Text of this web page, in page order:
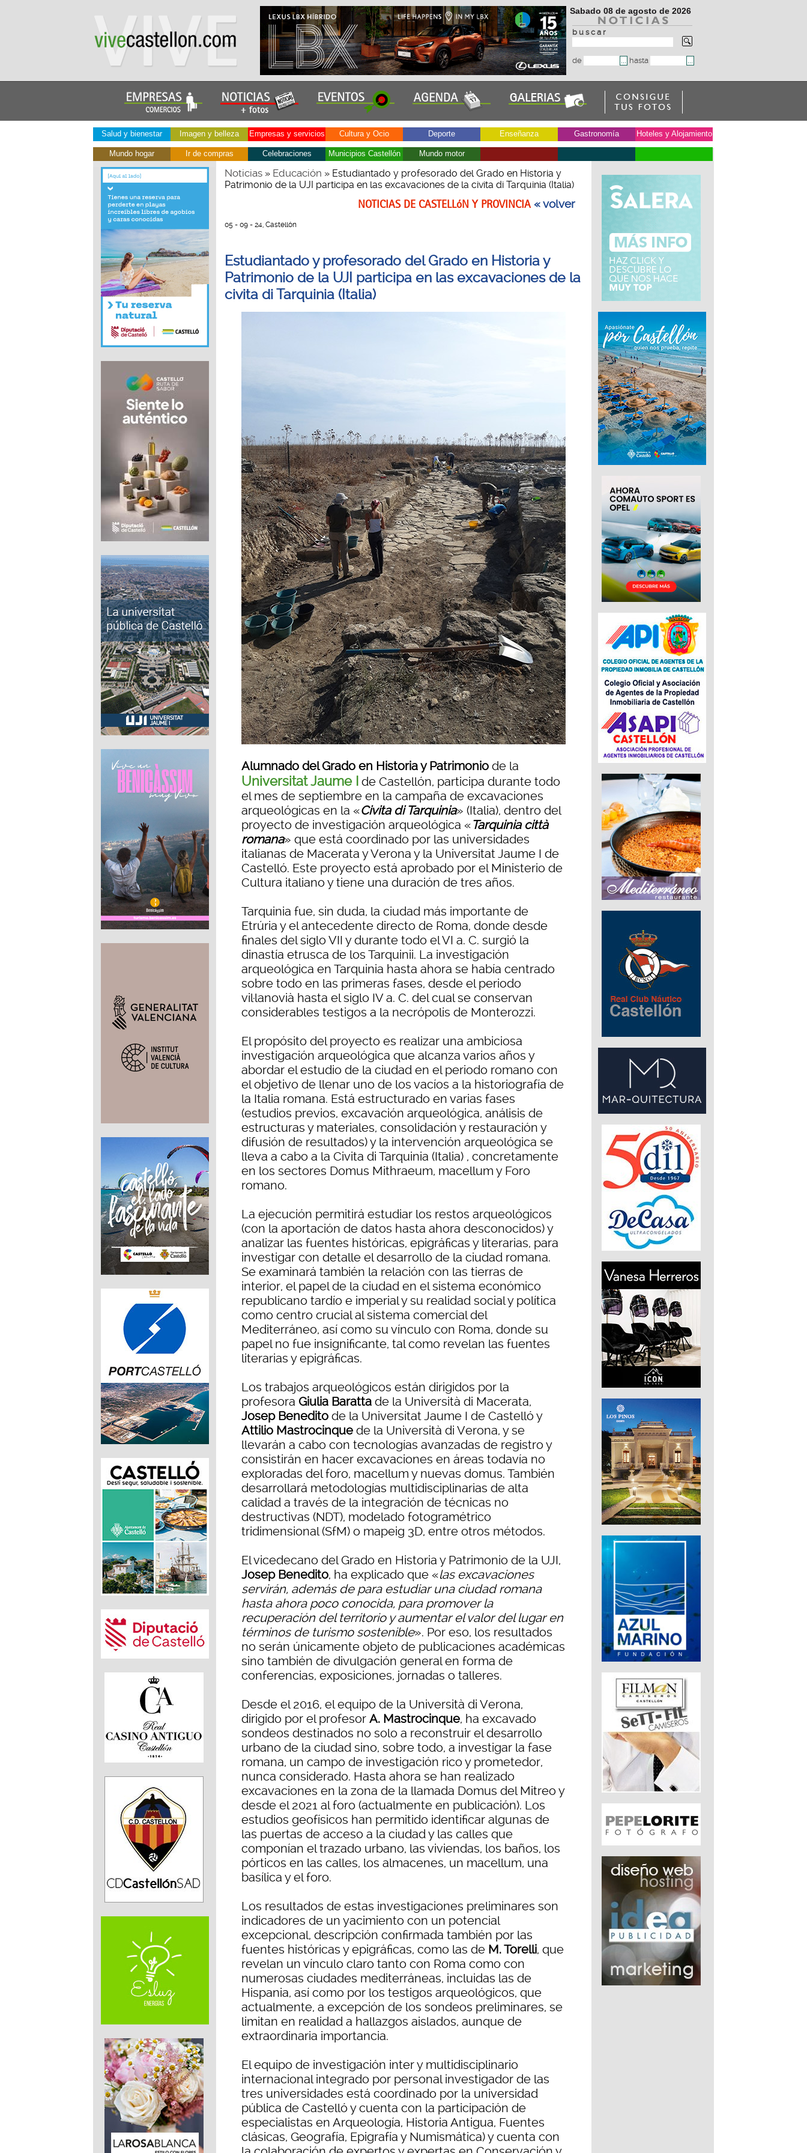
Sabado 08 de agosto de 2026
b u s c a r
de hasta
Salud y bienestar Imagen y belleza Empresas y servicios Cultura y Ocio Deporte Enseñanza Gastronomía Hoteles y Alojamiento
Mundo hogar Ir de compras Celebraciones Municipios Castellón Mundo motor
Noticias» Educación » Estudiantado y profesorado del Grado en Historia y
Patrimonio de la UJI participa en las excavaciones de la civita di Tarquinia (Italia)
NOTICIAS DE CASTELLóN Y PROVINCIA« volver
05 - 09 - 24, Castellón
Estudiantado y profesorado del Grado en Historia y
Patrimonio de la UJI participa en las excavaciones de la
civita di Tarquinia (Italia)
Alumnado del Grado en Historia y Patrimonio de la
Universitat Jaume I
de Castellón, participa durante todo
el mes de septiembre en la campaña de excavaciones
arqueológicas en la «Civita di Tarquinia» (Italia), dentro del
proyecto de investigación arqueológica «Tarquinia città
romana» que está coordinado por las universidades
italianas de Macerata y Verona y la Universitat Jaume I de
Castelló. Este proyecto está aprobado por el Ministerio de
Cultura italiano y tiene una duración de tres años.
Tarquinia fue, sin duda, la ciudad más importante de
Etrúria y el antecedente directo de Roma, donde desde
finales del siglo VII y durante todo el VI a. C. surgió la
dinastía etrusca de los Tarquinii. La investigación
arqueológica en Tarquinia hasta ahora se había centrado
sobre todo en las primeras fases, desde el periodo
vil·lanovià hasta el siglo IV a. C. del cual se conservan
considerables testigos a la necrópolis de Monterozzi.
El propósito del proyecto es realizar una ambiciosa
investigación arqueológica que alcanza varios años y
abordar el estudio de la ciudad en el periodo romano con
el objetivo de llenar uno de los vacíos a la historiografía de
la Italia romana. Está estructurado en varias fases
(estudios previos, excavación arqueológica, análisis de
estructuras y materiales, consolidación y restauración y
difusión de resultados) y la intervención arqueológica se
lleva a cabo a la Civita di Tarquinia (Italia) , concretamente
en los sectores Domus Mithraeum, macellum y Foro
romano.
La ejecución permitirá estudiar los restos arqueológicos
(con la aportación de datos hasta ahora desconocidos) y
analizar las fuentes históricas, epigráficas y literarias, para
investigar con detalle el desarrollo de la ciudad romana.
Se examinará también la relación con las tierras de
interior, el papel de la ciudad en el sistema económico
republicano tardío e imperial y su realidad social y política
como centro crucial al sistema comercial del
Mediterráneo, así como su vínculo con Roma, donde su
papel no fue insignificante, tal como revelan las fuentes
literarias y epigráficas.
Los trabajos arqueológicos están dirigidos por la
profesora Giulia Baratta de la Università di Macerata,
Josep Benedito de la Universitat Jaume I de Castelló y
Attilio Mastrocinque de la Università di Verona, y se
llevarán a cabo con tecnologías avanzadas de registro y
consistirán en hacer excavaciones en áreas todavía no
exploradas del foro, macellum y nuevas domus. También
desarrollará metodologías multidisciplinarias de alta
calidad a través de la integración de técnicas no
destructivas (NDT), modelado fotogramétrico
tridimensional (SfM) o mapeig 3D, entre otros métodos.
El vicedecano del Grado en Historia y Patrimonio de la UJI,
Josep Benedito, ha explicado que «las excavaciones
servirán, además de para estudiar una ciudad romana
hasta ahora poco conocida, para promover la
recuperación del territorio y aumentar el valor del lugar en
términos de turismo sostenible». Por eso, los resultados
no serán únicamente objeto de publicaciones académicas
sino también de divulgación general en forma de
conferencias, exposiciones, jornadas o talleres.
Desde el 2016, el equipo de la Università di Verona,
dirigido por el profesor A. Mastrocinque, ha excavado
sondeos destinados no solo a reconstruir el desarrollo
urbano de la ciudad sino, sobre todo, a investigar la fase
romana, un campo de investigación rico y prometedor,
nunca considerado. Hasta ahora se han realizado
excavaciones en la zona de la llamada Domus del Mitreo y
desde el 2021 al foro (actualmente en publicación). Los
estudios geofísicos han permitido identificar algunas de
las puertas de acceso a la ciudad y las calles que
componían el trazado urbano, las viviendas, los baños, los
pórticos en las calles, los almacenes, un macellum, una
basílica y el foro.
Los resultados de estas investigaciones preliminares son
indicadores de un yacimiento con un potencial
excepcional, descripción confirmada también por las
fuentes históricas y epigráficas, como las de M. Torelli, que
revelan un vínculo claro tanto con Roma como con
numerosas ciudades mediterráneas, incluidas las de
Hispania, así como por los testigos arqueológicos, que
actualmente, a excepción de los sondeos preliminares, se
limitan en realidad a hallazgos aislados, aunque de
extraordinaria importancia.
El equipo de investigación inter y multidisciplinario
internacional integrado por personal investigador de las
tres universidades está coordinado por la universidad
pública de Castelló y cuenta con la participación de
especialistas en Arqueología, Historia Antigua, Fuentes
clásicas, Geografía, Epigrafía y Numismática) y cuenta con